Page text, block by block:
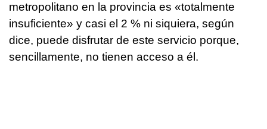
metropolitano en la provincia es «totalmente
insuficiente» y casi el 2 % ni siquiera, según
dice, puede disfrutar de este servicio porque,
sencillamente, no tienen acceso a él.